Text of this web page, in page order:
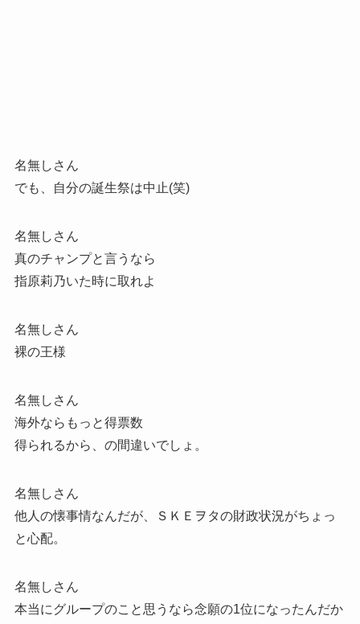
名無しさん
でも、自分の誕生祭は中止(笑)
名無しさん
真のチャンプと言うなら
指原莉乃いた時に取れよ
名無しさん
裸の王様
名無しさん
海外ならもっと得票数
得られるから、の間違いでしょ。
名無しさん
他人の懐事情なんだが、ＳＫＥヲタの財政状況がちょっ
と心配。
名無しさん
本当にグループのこと思うなら念願の1位になったんだか